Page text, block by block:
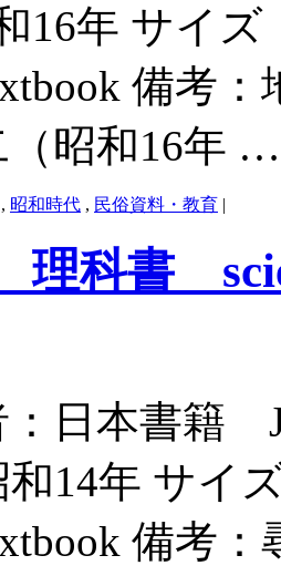
16年 サイズ
備考
昭和16年
, 昭和時代 , 民俗資料・教育 |
科書
日本書籍
14年 サイ
備考